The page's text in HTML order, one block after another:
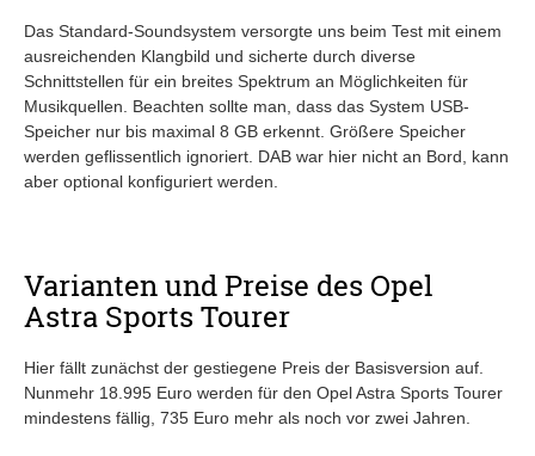
Das Standard-Soundsystem versorgte uns beim Test mit einem
ausreichenden Klangbild und sicherte durch diverse
Schnittstellen für ein breites Spektrum an Möglichkeiten für
Musikquellen. Beachten sollte man, dass das System USB-
Speicher nur bis maximal 8 GB erkennt. Größere Speicher
werden geflissentlich ignoriert. DAB war hier nicht an Bord, kann
aber optional konfiguriert werden.
Varianten und Preise des Opel
Astra Sports Tourer
Hier fällt zunächst der gestiegene Preis der Basisversion auf.
Nunmehr 18.995 Euro werden für den Opel Astra Sports Tourer
mindestens fällig, 735 Euro mehr als noch vor zwei Jahren.